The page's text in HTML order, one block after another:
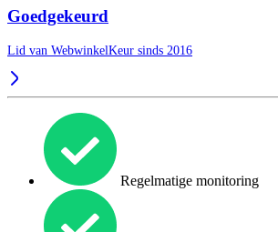
Goedgekeurd
Lid van WebwinkelKeur sinds 2016
Regelmatige monitoring